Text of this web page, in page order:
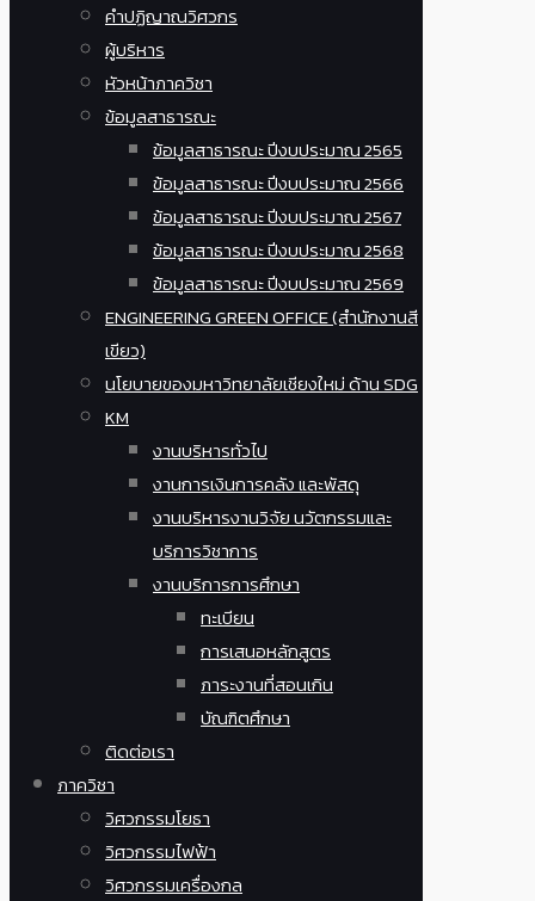
คำปฏิญาณวิศวกร
ผู้บริหาร
หัวหน้าภาควิชา
ข้อมูลสาธารณะ
ข้อมูลสาธารณะ ปีงบประมาณ 2565
ข้อมูลสาธารณะ ปีงบประมาณ 2566
ข้อมูลสาธารณะ ปีงบประมาณ 2567
ข้อมูลสาธารณะ ปีงบประมาณ 2568
ข้อมูลสาธารณะ ปีงบประมาณ 2569
ENGINEERING GREEN OFFICE (สำนักงานสี
เขียว)
นโยบายของมหาวิทยาลัยเชียงใหม่ ด้าน SDG
KM
งานบริหารทั่วไป
งานการเงินการคลัง และพัสดุ
งานบริหารงานวิจัย นวัตกรรมและ
บริการวิชาการ
งานบริการการศึกษา
ทะเบียน
การเสนอหลักสูตร
ภาระงานที่สอนเกิน
บัณฑิตศึกษา
ติดต่อเรา
ภาควิชา
วิศวกรรมโยธา
วิศวกรรมไฟฟ้า
วิศวกรรมเครื่องกล